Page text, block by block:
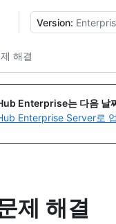
Version:
해결
Enterprise는 다음 날
Enterprise Server로
제 해결